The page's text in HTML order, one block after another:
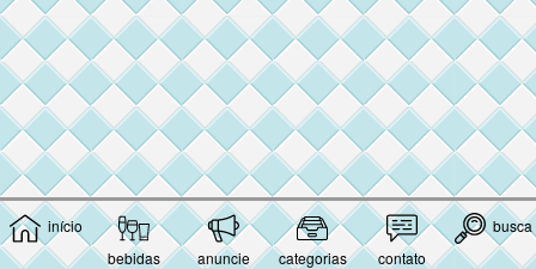
início
bebidas
anuncie categorias contato
busca